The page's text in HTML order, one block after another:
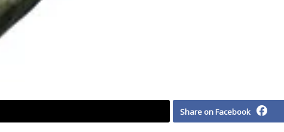
Share on Facebook